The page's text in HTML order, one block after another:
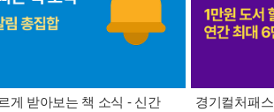
게 받아보는 책 소식 - 신간
경기컬처패